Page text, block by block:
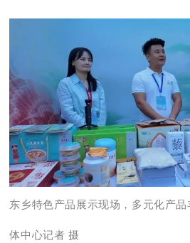
东乡特色产品展示现场，多元化产
体中心记者 摄